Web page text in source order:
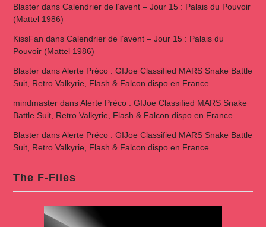
Blasterdans Calendrier de l’avent – Jour 15 : Palais du Pouvoir
(Mattel 1986)
KissFan dans Calendrier de l’avent – Jour 15 : Palais du
Pouvoir (Mattel 1986)
BlasterdansAlerte Préco : GIJoe Classified MARS Snake Battle
Suit, Retro Valkyrie, Flash & Falcon dispo en France
mindmasterdansAlerte Préco : GIJoe Classified MARS Snake
Battle Suit, Retro Valkyrie, Flash & Falcon dispo en France
BlasterdansAlerte Préco : GIJoe Classified MARS Snake Battle
Suit, Retro Valkyrie, Flash & Falcon dispo en France
The F-Files